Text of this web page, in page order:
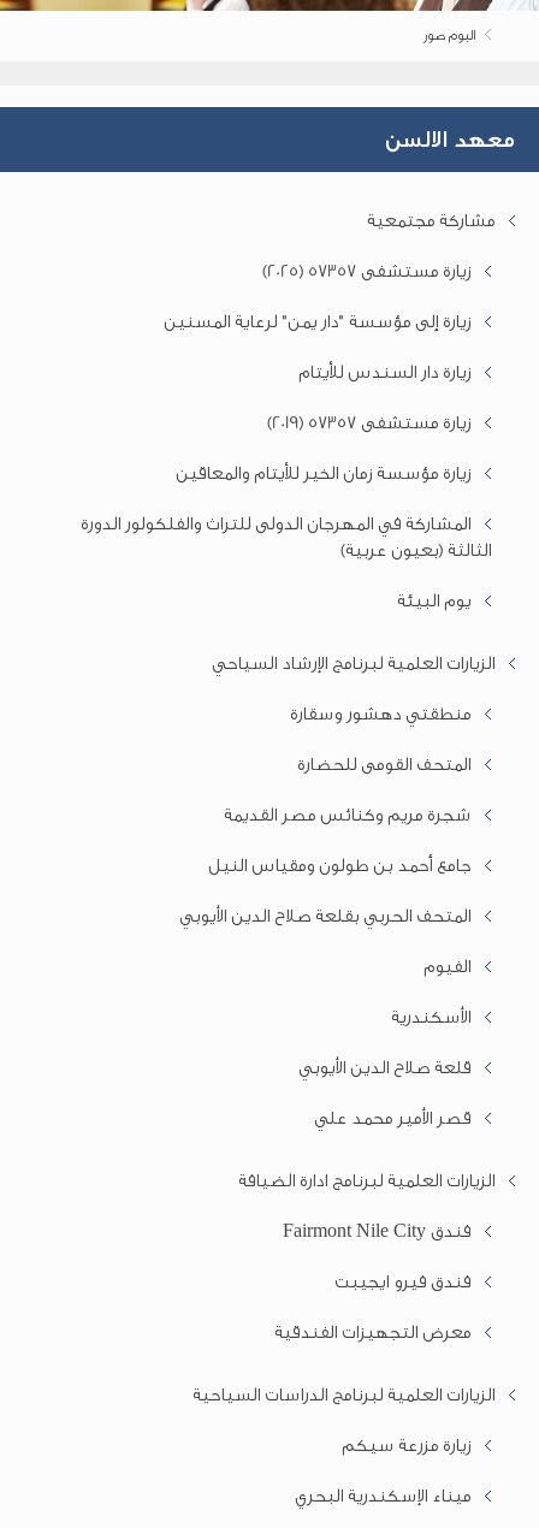
البوم صور
معهد الالسن
مشاركة مجتمعية
زيارة مستشفى 57357 (2025)
زيارة إلى مؤسسة "دار يمن" لرعاية المسنين
زيارة دار السندس للأيتام
زيارة مستشفى 57357 (2019)
زيارة مؤسسة زمان الخير للأيتام والمعاقين
المشاركة في المهرجان الدولى للتراث والفلكولور الدورة
الثالثة (بعيون عربية)
يوم البيئة
الزيارات العلمية لبرنامج الإرشاد السياحي
منطقتي دهشور وسقارة
المتحف القومى للحضارة
شجرة مريم وكنائس مصر القديمة
جامع أحمد بن طولون ومقياس النيل
المتحف الحربي بقلعة صلاح الدين الأيوبي
الفيوم
الأسكندرية
قلعة صلاح الدين الأيوبي
قصر الأمير محمد علي
الزيارات العلمية لبرنامج ادارة الضيافة
فندق Fairmont Nile City
فندق فيرو ايجيبت
معرض التجهيزات الفندقية
الزيارات العلمية لبرنامج الدراسات السياحية
زيارة مزرعة سيكم
ميناء الإسكندرية البحري